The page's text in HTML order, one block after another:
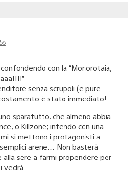
con la “Monorotaia,
senza scrupoli (e pure
è stato immediato!
sparatutto, che almeno abbia
o Killzone; intendo con una
si mettono i protagonisti a
arene… Non basterà
alla sere a farmi propendere per
vedrà.